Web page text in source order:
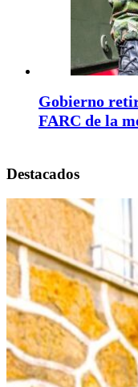
Gobierno
FARC de la
Destacados